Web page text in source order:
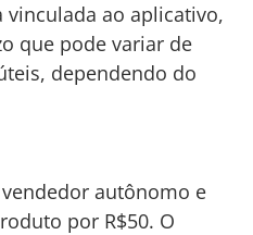
ao aplicativo,
que pode variar de
dependendo do
autônomo e
por R$50. O